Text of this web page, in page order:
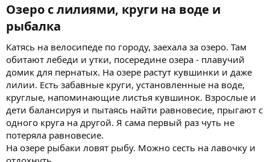
Озеро с лилиями, круги на воде и
рыбалка​
Катясь на велосипеде по городу, заехала за озеро. Там
обитают лебеди и утки, посередине озера - плавучий
домик для пернатых. На озере растут кувшинки и даже
лилии. Есть забавные круги, установленные на воде,
круглые, напоминающие листья кувшинок. Взрослые и
дети балансируя и пытаясь найти равновесие, прыгают с
одного круга на другой. Я сама первый раз чуть не
потеряла равновесие.
На озере рыбаки ловят рыбу. Можно сесть на лавочку и